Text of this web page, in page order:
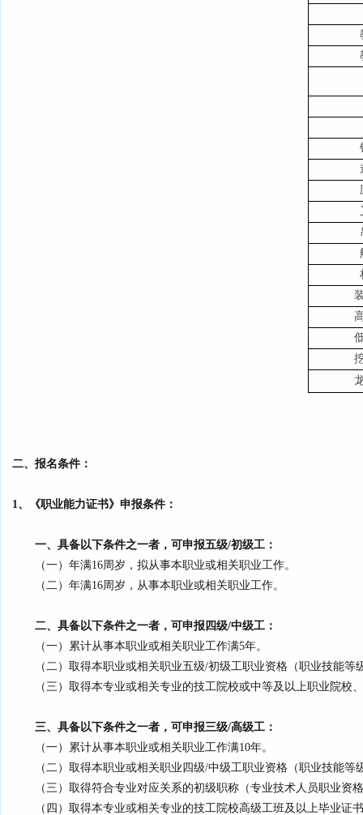
二、报名条件：
1、《职业能力证书》申报条件：
一、具备以下条件之一者，可申报五级/初级工 ：
（一）年满16周岁，拟从事本职业或相关职业工作。
（二）年满16周岁，从事本职业或相关职业工作。
二、具备以下条件之一者，可申报四级/中级工 ：
（一）累计从事本职业或相关职业工作满5年。
（二）取得本职业或相关职业五级/初级工职业资格（职业技能
（三）取得本专业或相关专业的技工院校或中等及以上职业院
三、具备以下条件之一者，可申报三级/高级工 ：
（一）累计从事本职业或相关职业工作满10年。
（二）取得本职业或相关职业四级/中级工职业资格（职业技能
（三）取得符合专业对应关系的初级职称（专业技术人员职业资
（四）取得本专业或相关专业的技工院校高级工班及以上毕业证